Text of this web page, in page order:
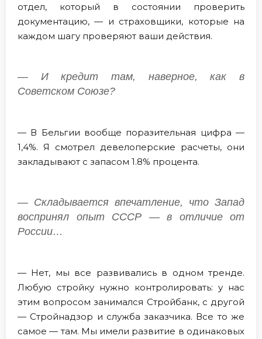
отдел, который в состоянии проверить
документацию, — и страховщики, которые на
каждом шагу проверяют ваши действия.
— И кредит там, наверное, как в
Советском Союзе?
— В Бельгии вообще поразительная цифра —
1,4%. Я смотрел девелоперские расчеты, они
закладывают с запасом 1.8% процента.
— Складывается впечатление, что Запад
воспринял опыт СССР — в отличие от
России…
— Нет, мы все развивались в одном тренде.
Любую стройку нужно контролировать: у нас
этим вопросом занимался Стройбанк, с другой
— Стройнадзор и служба заказчика. Все то же
самое — там. Мы имели развитие в одинаковых